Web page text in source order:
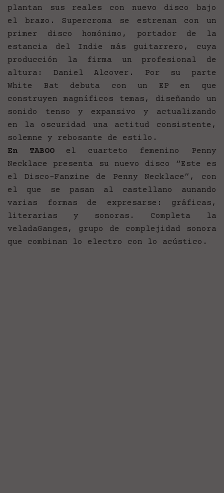
plantan sus reales con nuevo disco bajo
el brazo. Supercroma se estrenan con un
primer disco homónimo, portador de la
estancia del Indie más guitarrero, cuya
producción la firma un profesional de
altura: Daniel Alcover. Por su parte
White Bat debuta con un EP en que
construyen magníficos temas, diseñando un
sonido tenso y expansivo y actualizando
en la oscuridad una actitud consistente,
solemne y rebosante de estilo.
En TABOOel cuarteto femenino Penny
Necklace presenta su nuevo disco “Este es
el Disco-Fanzine de Penny Necklace”, con
el que se pasan al castellano aunando
varias formas de expresarse: gráficas,
literarias y sonoras. Completa la
veladaGanges, grupo de complejidad sonora
que combinan lo electro con lo acústico.